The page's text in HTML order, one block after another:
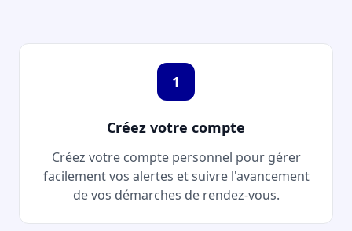
1
Créez votre compte
Créez votre compte personnel pour gérer
facilement vos alertes et suivre l'avancement
de vos démarches de rendez-vous.